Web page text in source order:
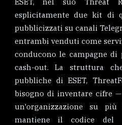
esplicitamente due kit di
pubblicizzati su canali
entrambi venduti come
conducono le campagne
cash-out. La struttura
pubbliche di ESET,
bisogno di inventare cifre
un'organizzazione su
mantiene il codice del